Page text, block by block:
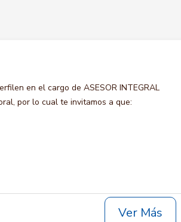
en el cargo de ASESOR INTEGRAL
por lo cual te invitamos a que:
Ver Más